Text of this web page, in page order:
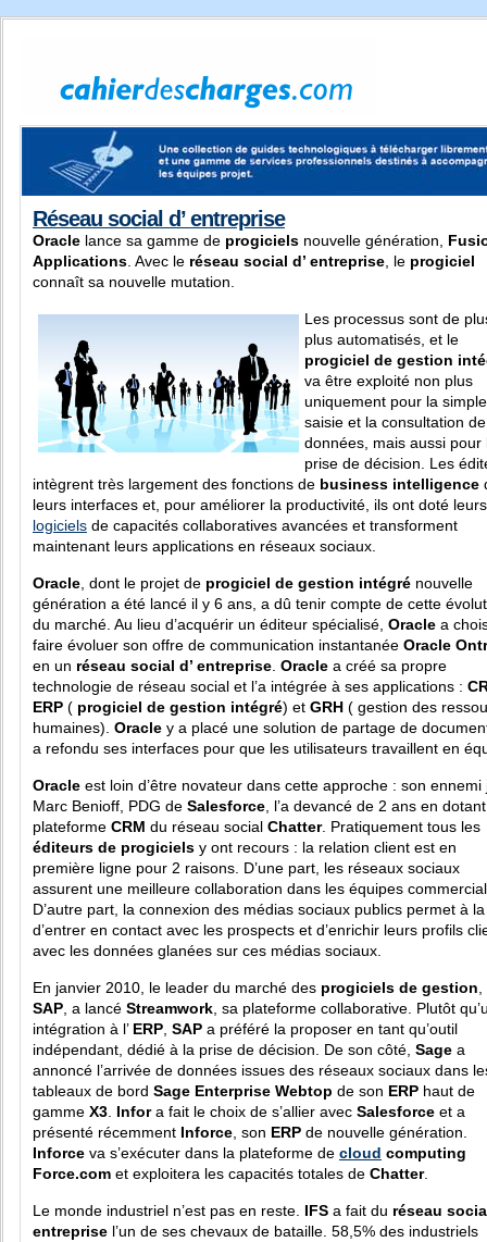
Réseau social d’ entreprise
Oracle lance sa gamme de progiciels nouvelle génération,
Applications . Avec le réseau social d’ entreprise , le progiciel
connaît sa nouvelle mutation.
Les processus sont de
plus automatisés, et le
progiciel de gestion
va être exploité non plus
uniquement pour la simple
saisie et la consultation de
données, mais aussi pour
prise de décision. Les
intègrent très largement des fonctions de business intelligence
leurs interfaces et, pour améliorer la productivité, ils ont doté leurs
logiciels de capacités collaboratives avancées et transforment
maintenant leurs applications en réseaux sociaux.
Oracle , dont le projet de progiciel de gestion intégré nouvelle
génération a été lancé il y 6 ans, a dû tenir compte de cette
du marché. Au lieu d’acquérir un éditeur spécialisé, Oracle a
faire évoluer son offre de communication instantanée Oracle
en un réseau social d’ entreprise Oracle a créé sa propre
technologie de réseau social et l’a intégrée à ses applications :
ERP ( progiciel de gestion intégré) et GRH ( gestion des
humaines). Oracle y a placé une solution de partage de
a refondu ses interfaces pour que les utilisateurs travaillent en
Oracle est loin d’être novateur dans cette approche : son ennemi
Marc Benioff, PDG de Salesforce , l’a devancé de 2 ans en
plateforme CRM du réseau social Chatter. Pratiquement tous les
éditeurs de progiciels y ont recours : la relation client est en
première ligne pour 2 raisons. D’une part, les réseaux sociaux
assurent une meilleure collaboration dans les équipes
D’autre part, la connexion des médias sociaux publics permet à
d’entrer en contact avec les prospects et d’enrichir leurs profils
avec les données glanées sur ces médias sociaux.
En janvier 2010, le leader du marché des progiciels de gestion
SAP , a lancé Streamwork , sa plateforme collaborative. Plutôt
intégration à l’ ERP SAP a préféré la proposer en tant qu’outil
indépendant, dédié à la prise de décision. De son côté, Sage a
annoncé l’arrivée de données issues des réseaux sociaux dans
tableaux de bord Sage Enterprise Webtop de son ERP haut de
gamme X3 Infora fait le choix de s’allier avec Salesforce et a
présenté récemment Inforce , son ERP de nouvelle génération.
Inforce va s’exécuter dans la plateforme de cloud computing
Force.com et exploitera les capacités totales de Chatter.
Le monde industriel n’est pas en reste. IFS a fait du réseau
entreprise l’un de ses chevaux de bataille. 58,5% des industriels